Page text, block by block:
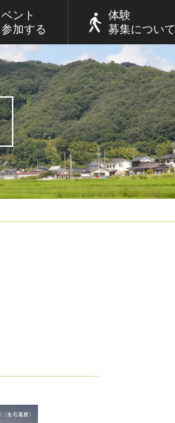
ント
加する
体験
募集について